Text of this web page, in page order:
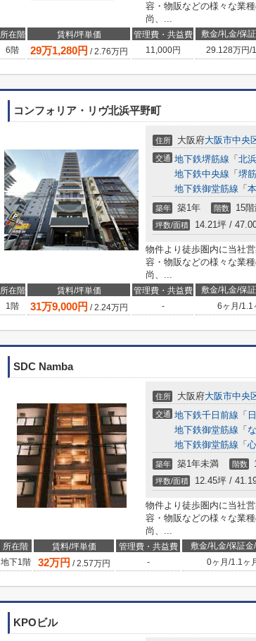
容・物販などの様々な業
尚、...
所在階 賃料/坪単価 管理費・共益費 敷金/礼金/保
6階
29万1,280円 /2.76万円 11,000円 29.128万円/
コンフォリア・リヴ北浜平野町
住所 大阪府大阪市中央
交通 地下鉄堺筋線 「 北浜
地下鉄中央線 「 堺
地下鉄御堂筋線 「
築年 築1年 階数 15
坪数/面積 14.21坪 /
物件より徒歩圏内に当社
容・物販などの様々な業
尚、...
所在階 賃料/坪単価 管理費・共益費 敷金/礼金/保
1階
31万9,000円 /2.24万円 - 6ヶ月 /1.1
SDC Namba
住所 大阪府大阪市中央
交通 地下鉄千日前線 「
地下鉄御堂筋線 「
地下鉄御堂筋線 「
築年 築1年未満 階数
坪数/面積 12.45坪 /
物件より徒歩圏内に当社
容・物販などの様々な業
尚、...
所在階 賃料/坪単価 管理費・共益費 敷金/礼金/保証金/
地下1階
32万円 /2.57万円 - 0ヶ月 /1.1ヶ
KPOビル